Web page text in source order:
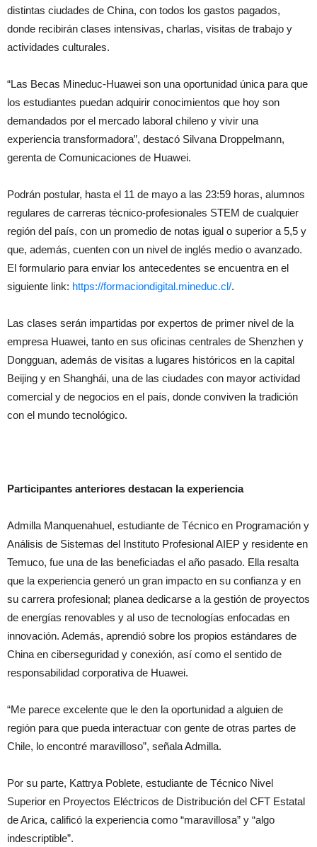
distintas ciudades de China, con todos los gastos pagados,
donde recibirán clases intensivas, charlas, visitas de trabajo y
actividades culturales.
“Las Becas Mineduc-Huawei son una oportunidad única para que
los estudiantes puedan adquirir conocimientos que hoy son
demandados por el mercado laboral chileno y vivir una
experiencia transformadora”, destacó Silvana Droppelmann,
gerenta de Comunicaciones de Huawei.
Podrán postular, hasta el 11 de mayo a las 23:59 horas, alumnos
regulares de carreras técnico-profesionales STEM de cualquier
región del país, con un promedio de notas igual o superior a 5,5 y
que, además, cuenten con un nivel de inglés medio o avanzado.
El formulario para enviar los antecedentes se encuentra en el
siguiente link: https://formaciondigital.mineduc.cl/.
Las clases serán impartidas por expertos de primer nivel de la
empresa Huawei, tanto en sus oficinas centrales de Shenzhen y
Dongguan, además de visitas a lugares históricos en la capital
Beijing y en Shanghái, una de las ciudades con mayor actividad
comercial y de negocios en el país, donde conviven la tradición
con el mundo tecnológico.
Participantes anteriores destacan la experiencia
Admilla Manquenahuel, estudiante de Técnico en Programación y
Análisis de Sistemas del Instituto Profesional AIEP y residente en
Temuco, fue una de las beneficiadas el año pasado. Ella resalta
que la experiencia generó un gran impacto en su confianza y en
su carrera profesional; planea dedicarse a la gestión de proyectos
de energías renovables y al uso de tecnologías enfocadas en
innovación. Además, aprendió sobre los propios estándares de
China en ciberseguridad y conexión, así como el sentido de
responsabilidad corporativa de Huawei.
“Me parece excelente que le den la oportunidad a alguien de
región para que pueda interactuar con gente de otras partes de
Chile, lo encontré maravilloso”, señala Admilla.
Por su parte, Kattrya Poblete, estudiante de Técnico Nivel
Superior en Proyectos Eléctricos de Distribución del CFT Estatal
de Arica, calificó la experiencia como “maravillosa” y “algo
indescriptible”.